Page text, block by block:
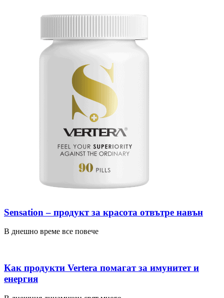
Sensation – продукт за красота отвътре навън
В днешно време все повече
Как продукти Vertera помагат за имунитет и
енергия